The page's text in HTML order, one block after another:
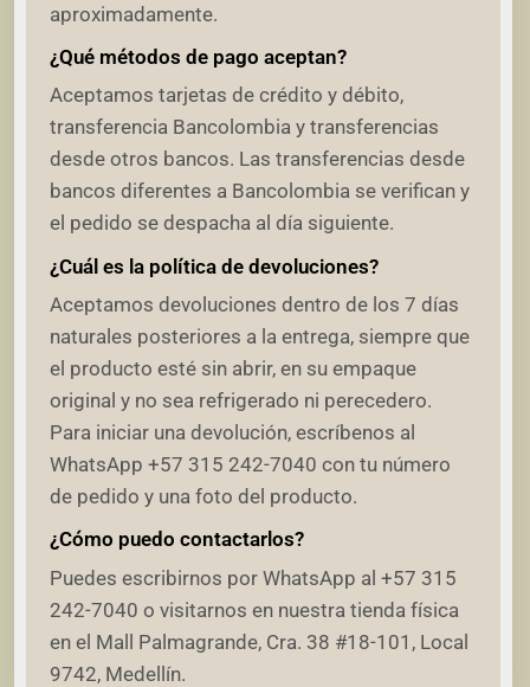
aproximadamente.
¿Qué métodos de pago aceptan?
Aceptamos tarjetas de crédito y débito,
transferencia Bancolombia y transferencias
desde otros bancos. Las transferencias desde
bancos diferentes a Bancolombia se verifican y
el pedido se despacha al día siguiente.
¿Cuál es la política de devoluciones?
Aceptamos devoluciones dentro de los 7 días
naturales posteriores a la entrega, siempre que
el producto esté sin abrir, en su empaque
original y no sea refrigerado ni perecedero.
Para iniciar una devolución, escríbenos al
WhatsApp +57 315 242-7040 con tu número
de pedido y una foto del producto.
¿Cómo puedo contactarlos?
Puedes escribirnos por WhatsApp al +57 315
242-7040 o visitarnos en nuestra tienda física
en el Mall Palmagrande, Cra. 38 #18-101, Local
9742, Medellín.